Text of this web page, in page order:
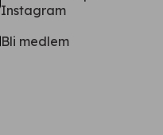
Instagram
Bli medlem